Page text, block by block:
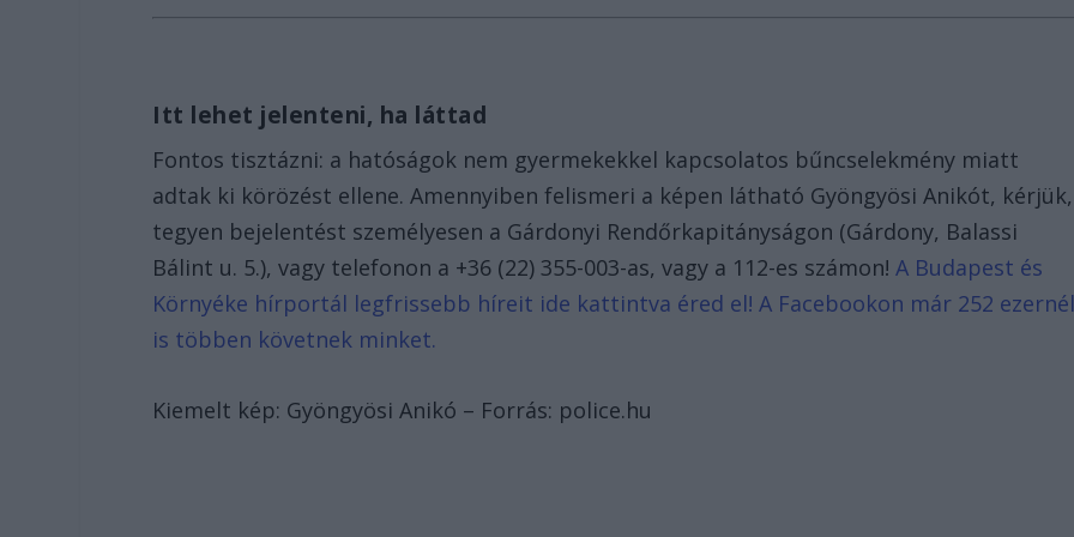
Itt lehet jelenteni, ha láttad
Fontos tisztázni: a hatóságok nem gyermekekkel kapcsolatos bűncselekmény miatt
adtak ki körözést ellene. Amennyiben felismeri a képen látható Gyöngyösi Anikót, kérjük,
tegyen bejelentést személyesen a Gárdonyi Rendőrkapitányságon (Gárdony, Balassi
Bálint u. 5.), vagy telefonon a +36 (22) 355-003-as, vagy a 112-es számon!A Budapest és
Környéke hírportál legfrissebb híreit ide kattintva éred el! A Facebookon már 252
is többen követnek minket.
Kiemelt kép: Gyöngyösi Anikó – Forrás: police.hu